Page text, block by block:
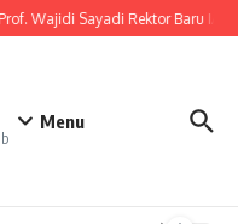
Wajidi Sayadi Rektor Baru
Menu